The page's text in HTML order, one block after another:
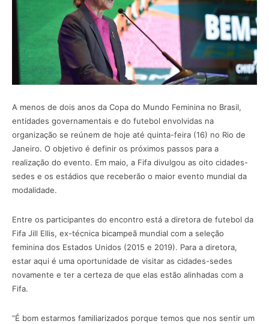
A menos de dois anos da Copa do Mundo Feminina no Brasil,
entidades governamentais e do futebol envolvidas na
organização se reúnem de hoje até quinta-feira (16) no Rio de
Janeiro. O objetivo é definir os próximos passos para a
realização do evento. Em maio, a Fifa divulgou as oito cidades-
sedes e os estádios que receberão o maior evento mundial da
modalidade.
Entre os participantes do encontro está a diretora de futebol da
Fifa Jill Ellis, ex-técnica bicampeã mundial com a seleção
feminina dos Estados Unidos (2015 e 2019). Para a diretora,
estar aqui é uma oportunidade de visitar as cidades-sedes
novamente e ter a certeza de que elas estão alinhadas com a
Fifa.
“É bom estarmos familiarizados porque temos que nos sentir um